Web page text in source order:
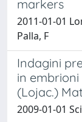
markers
2011-01-01
Palla, F
Indagini
in embrioni
(Lojac.)
2009-01-01